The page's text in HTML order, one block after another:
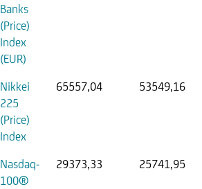
Banks
(Price)
Index
(EUR)
Nikkei
225
(Price)
Index
65557,04 53549,16
Nasdaq-
100®
29373,33 25741,95